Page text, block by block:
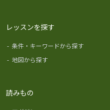
レッスンを探す
- 条件・キーワードから探す
- 地図から探す
読みもの